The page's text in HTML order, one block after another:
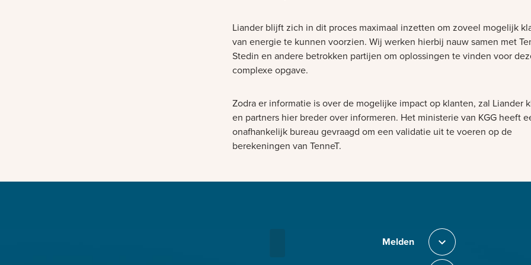
Liander blijft zich in dit proces maximaal inzetten om zoveel mogelijk
van energie te kunnen voorzien. Wij werken hierbij nauw samen met
Stedin en andere betrokken partijen om oplossingen te vinden voor
complexe opgave.
Zodra er informatie is over de mogelijke impact op klanten, zal Liander
en partners hier breder over informeren. Het ministerie van KGG heeft
onafhankelijk bureau gevraagd om een validatie uit te voeren op de
berekeningen van TenneT.
Melden Sluit section-0